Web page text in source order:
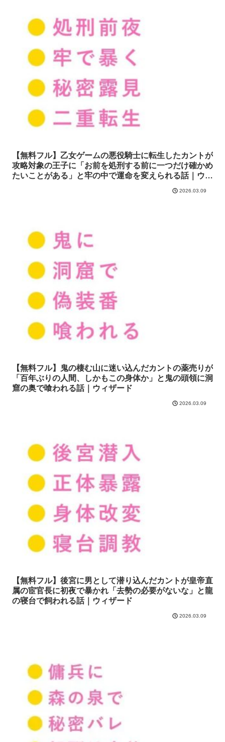
【無料フル】乙女ゲームの悪役騎士に転生したカントが
攻略対象の王子に「お前を処刑する前に一つだけ確かめ
たいことがある」と牢の中で運命を変えられる話｜ウィ
2026.03.09
【無料フル】鬼の棲む山に迷い込んだカントの薬売りが
「百年ぶりの人間、しかもこの身体か」と鬼の頭領に洞
窟の奥で喰われる話｜ウィザード
2026.03.09
【無料フル】後宮に男として潜り込んだカントが皇帝直
属の宦官長に初夜で暴かれ「去勢の必要がないな」と龍
の寝台で飼われる話｜ウィザード
2026.03.09